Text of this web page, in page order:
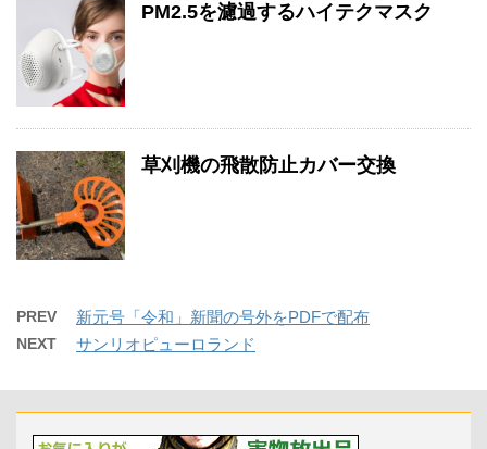
PM2.5を濾過するハイテクマスク
草刈機の飛散防止カバー交換
PREV 新元号「令和」新聞の号外をPDFで配布
NEXT サンリオピューロランド